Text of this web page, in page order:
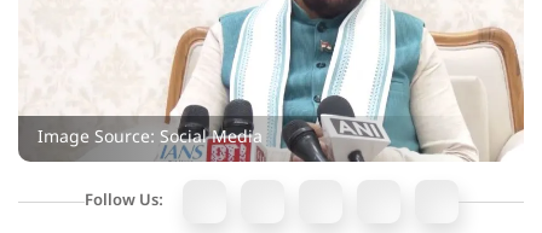
Image Source: Social Media
Follow Us: